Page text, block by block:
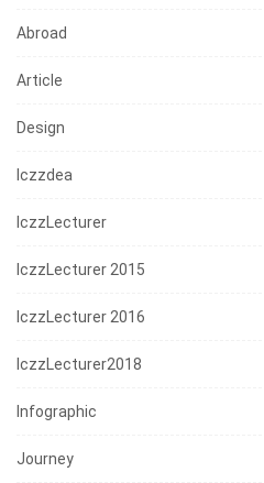
Abroad
Article
Design
Iczzdea
IczzLecturer
IczzLecturer 2015
IczzLecturer 2016
IczzLecturer2018
Infographic
Journey